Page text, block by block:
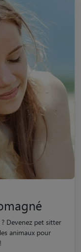
Devenez pet sitter
animaux pour